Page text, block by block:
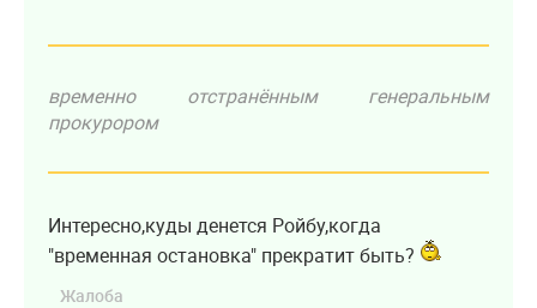
временно отстранённым генеральным
прокурором
Интересно,куды денется Ройбу,когда
"временная остановка" прекратит быть?
Жалоба